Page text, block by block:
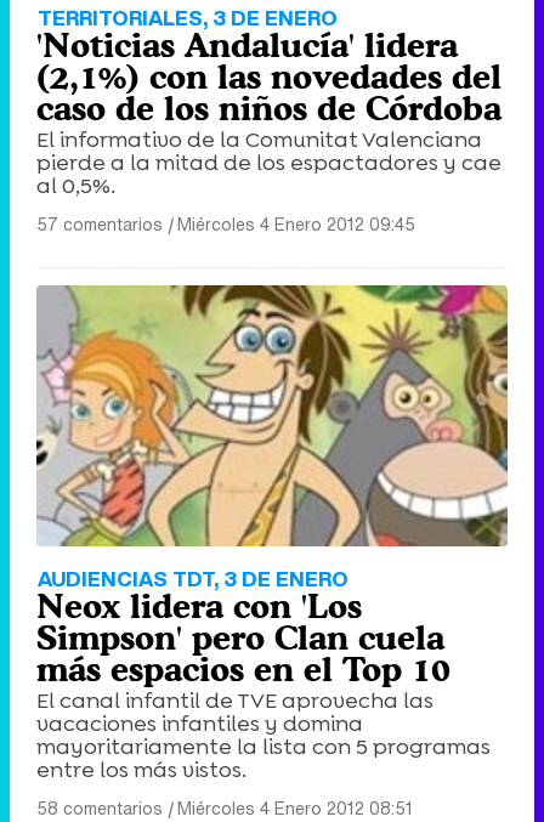
TERRITORIALES, 3 DE ENERO
'Noticias Andalucía' lidera
(2,1%) con las novedades del
caso de los niños de Córdoba
El informativo de la Comunitat Valenciana
pierde a la mitad de los espactadores y cae
al 0,5%.
57 comentarios |Miércoles 4 Enero 2012 09:45
AUDIENCIAS TDT, 3 DE ENERO
Neox lidera con 'Los
Simpson' pero Clan cuela
más espacios en el Top 10
El canal infantil de TVE aprovecha las
vacaciones infantiles y domina
mayoritariamente la lista con 5 programas
entre los más vistos.
58 comentarios |Miércoles 4 Enero 2012 08:51